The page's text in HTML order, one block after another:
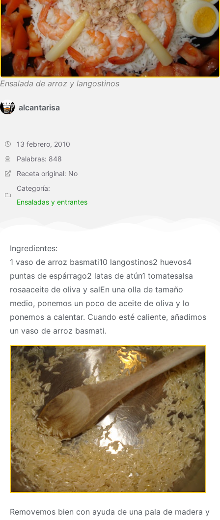
Ensalada de arroz y langostinos
alcantarisa
13 febrero, 2010
Palabras: 848
Receta original: No
Categoría:
Ensaladas y entrantes
Ingredientes:
1 vaso de arroz basmati10 langostinos2 huevos4
puntas de espárrago2 latas de atún1 tomatesalsa
rosaaceite de oliva y salEn una olla de tamaño
medio, ponemos un poco de aceite de oliva y lo
ponemos a calentar. Cuando esté caliente, añadimos
un vaso de arroz basmati.
Removemos bien con ayuda de una pala de madera y